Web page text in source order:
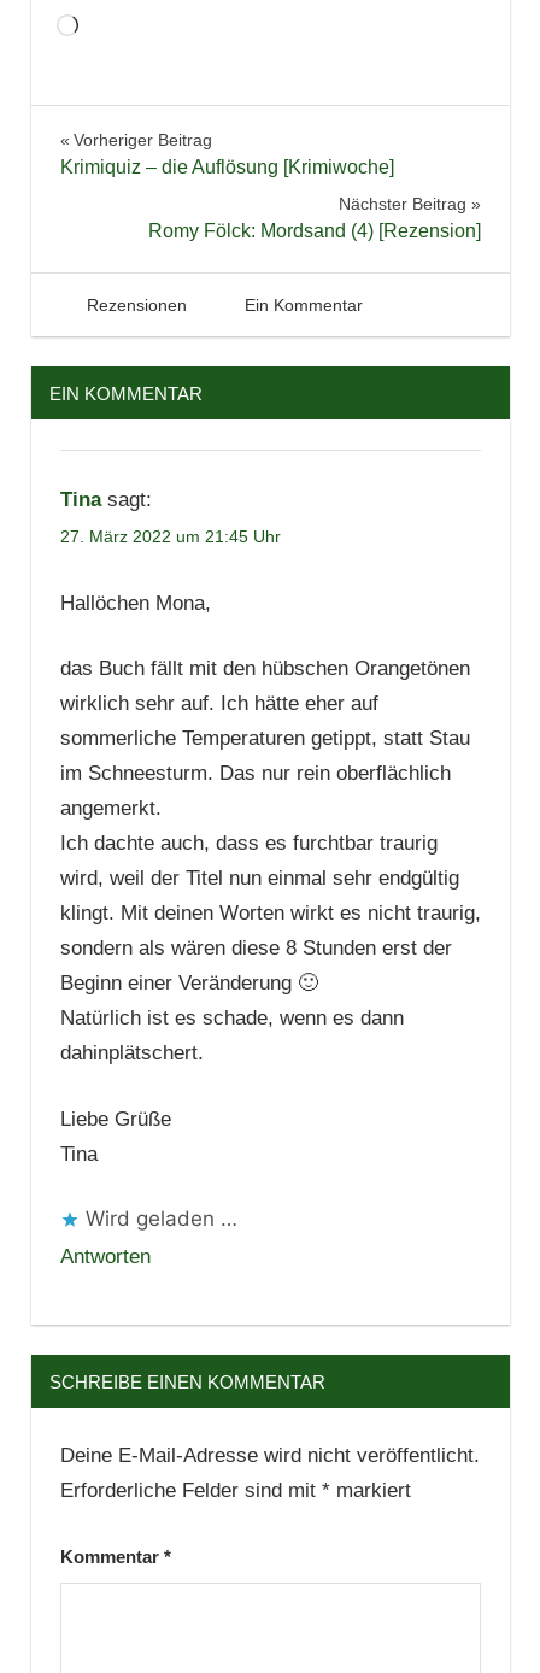
Wird
Bücher
Beitragsnavigation
Vorheriger Beitrag
Krimiquiz – die Auflösung [Krimiwoche]
Nächster Beitrag
Romy Fölck: Mordsand (4) [Rezension]
12. Februar 2022
Tintenhain
Rezensionen Ein Kommentar
EIN KOMMENTAR
Tina sagt:
27. März 2022 um 21:45 Uhr
Hallöchen Mona,
das Buch fällt mit den hübschen Orangetönen
wirklich sehr auf. Ich hätte eher auf
sommerliche Temperaturen getippt, statt Stau
im Schneesturm. Das nur rein oberflächlich
angemerkt.
Ich dachte auch, dass es furchtbar traurig
wird, weil der Titel nun einmal sehr endgültig
klingt. Mit deinen Worten wirkt es nicht traurig,
sondern als wären diese 8 Stunden erst der
Beginn einer Veränderung 🙂
Natürlich ist es schade, wenn es dann
dahinplätschert.
Liebe Grüße
Tina
Wird geladen …
Antworten
SCHREIBE EINEN KOMMENTAR
Deine E-Mail-Adresse wird nicht veröffentlicht.
Erforderliche Felder sind mit *markiert
Kommentar *